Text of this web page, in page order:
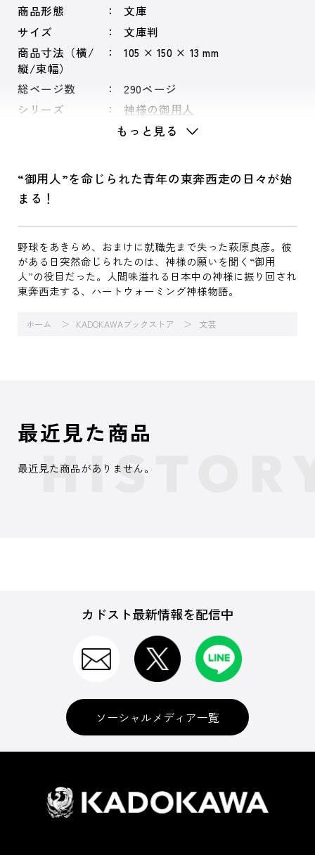
商品形態
文庫
サイズ
文庫判
商品寸法（横/
縦/束幅）
105 × 150 × 13 mm
総ページ数
290ページ
シリーズ
神様の御用人
もっと見る
“御用人”を命じられた青年の東奔西走の日々が始
まる！
野球をあきらめ、おまけに就職先まで失った萩原良彦。彼
がある日突然命じられたのは、神様の願いを聞く“御用
人”の役目だった。人間味溢れる日本中の神様に振り回され
東奔西走する、ハートウォーミング神様物語。
ホーム KADOKAWAブックストア 文芸
最近見た商品
最近見た商品がありません。
カドスト最新情報を配信中
ソーシャルメディア一覧